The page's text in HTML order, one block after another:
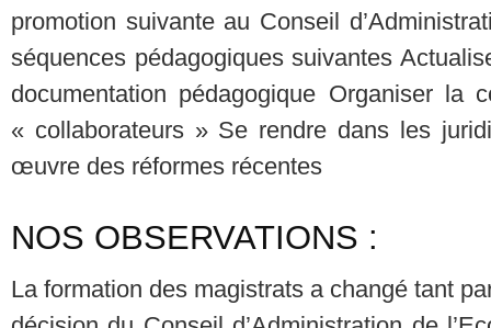
promotion suivante au Conseil
séquences pédagogiques suivantes
documentation pédagogique Organiser la
« collaborateurs » Se rendre dans les
œuvre des réformes récentes
NOS OBSERVATIONS :
La formation des magistrats a changé tant